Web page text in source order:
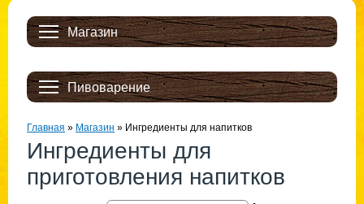
Магазин
Пивоварение
Главная » Магазин » Ингредиенты для напитков
Ингредиенты для
приготовления напитков